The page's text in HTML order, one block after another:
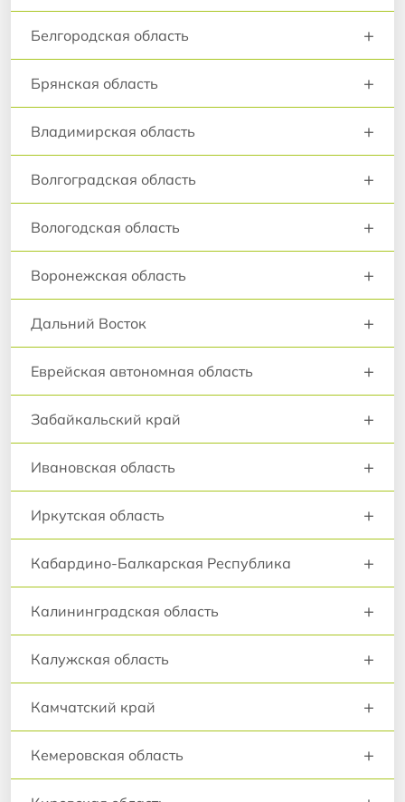
Белгородская область +
Брянская область +
Владимирская область +
Волгоградская область +
Вологодская область +
Воронежская область +
Дальний Восток +
Еврейская автономная область +
Забайкальский край +
Ивановская область +
Иркутская область +
Кабардино-Балкарская Республика +
Калининградская область +
Калужская область +
Камчатский край +
Кемеровская область +